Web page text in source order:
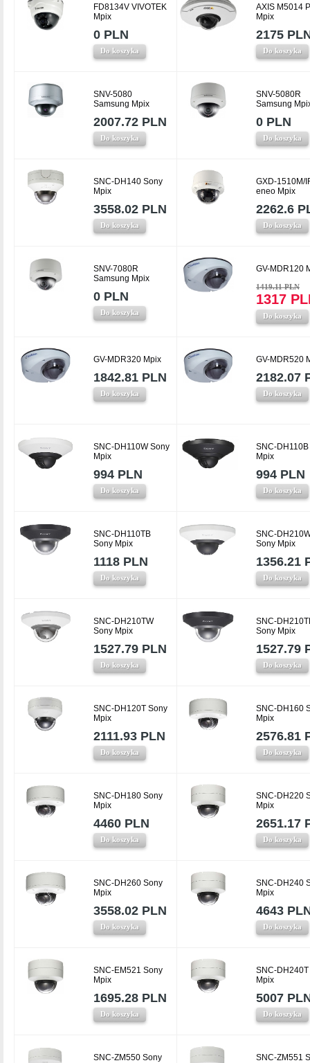
FD8134V VIVOTEK
Mpix
0 PLN
Do koszyka
AXIS M5014
Mpix
2175
Do koszyka
SNV-5080
Samsung Mpix
2007.72 PLN
Do koszyka
SNV-5080R
Samsung
0 PLN
Do koszyka
SNC-DH140 Sony
Mpix
3558.02 PLN
Do koszyka
GXD-1510M/
eneo Mpix
2262.6
Do koszyka
SNV-7080R
Samsung Mpix
0 PLN
Do koszyka
GV-MDR120
1419.11 PLN
1317
Do koszyka
GV-MDR320 Mpix
1842.81 PLN
Do koszyka
GV-MDR520
2182.07
Do koszyka
SNC-DH110W Sony
Mpix
994 PLN
Do koszyka
SNC-
Mpix
994 PLN
Do koszyka
SNC-DH110TB
Sony Mpix
1118 PLN
Do koszyka
SNC-
Sony Mpix
1356.21
Do koszyka
SNC-DH210TW
Sony Mpix
1527.79 PLN
Do koszyka
SNC-
Sony Mpix
1527.79
Do koszyka
SNC-DH120T Sony
Mpix
2111.93 PLN
Do koszyka
SNC-DH160
Mpix
2576.81
Do koszyka
SNC-DH180 Sony
Mpix
4460 PLN
Do koszyka
SNC-DH220
Mpix
2651.17
Do koszyka
SNC-DH260 Sony
Mpix
3558.02 PLN
Do koszyka
SNC-DH240
Mpix
4643
Do koszyka
SNC-EM521 Sony
Mpix
1695.28 PLN
Do koszyka
SNC-
Mpix
5007
Do koszyka
SNC-ZM550 Sony SNC-ZM551